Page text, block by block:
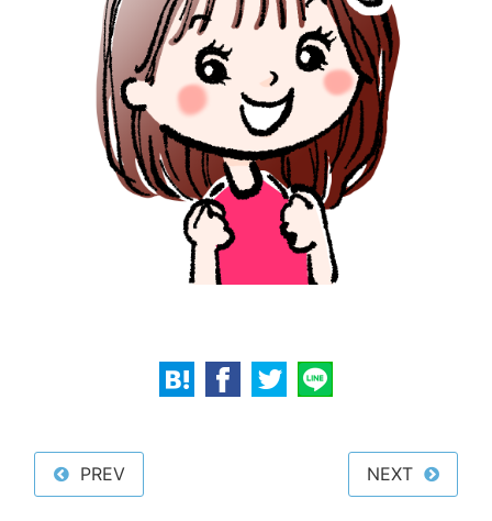
PREV NEXT